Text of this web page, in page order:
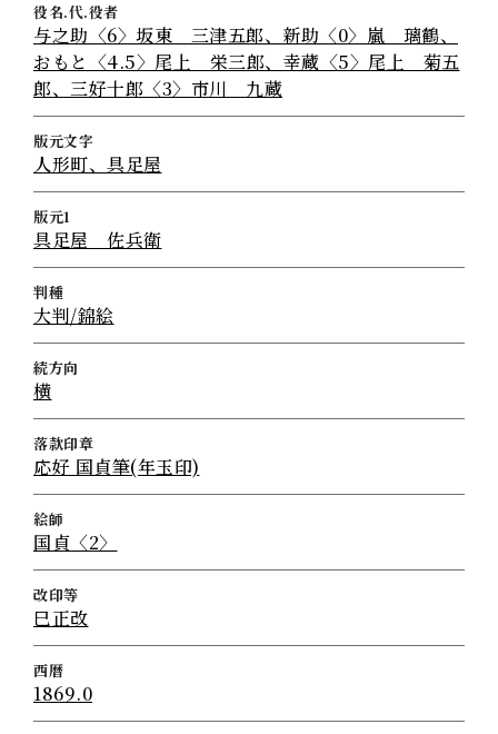
役名.代.役者
与之助〈6〉坂東 三津五郎、新助〈0〉嵐 璃鶴、
おもと〈4.5〉尾上 栄三郎、幸蔵〈5〉尾上 菊五
郎、三好十郎〈3〉市川 九蔵
版元文字
人形町、具足屋
版元1
具足屋 佐兵衛
判種
大判/錦絵
続方向
横
落款印章
応好 国貞筆(年玉印)
絵師
国貞〈2〉
改印等
巳正改
西暦
1869.0